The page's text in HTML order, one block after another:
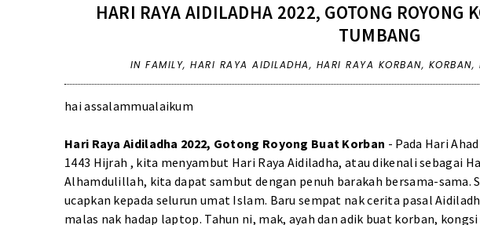
HARI RAYA AIDILADHA 2022, GOTONG ROYONG
TUMBANG
INFAMILY,HARI RAYA AIDILADHA, HARI RAYA KORBAN, KORBAN,
hai assalammualaikum
Hari Raya Aidiladha 2022, Gotong Royong Buat Korban - Pada Hari
1443 Hijrah , kita menyambut Hari Raya Aidiladha, atau dikenali sebagai
Alhamdulillah, kita dapat sambut dengan penuh barakah bersama-sama.
ucapkan kepada selurun umat Islam. Baru sempat nak cerita pasal
malas nak hadap laptop. Tahun ni, mak, ayah dan adik buat korban,